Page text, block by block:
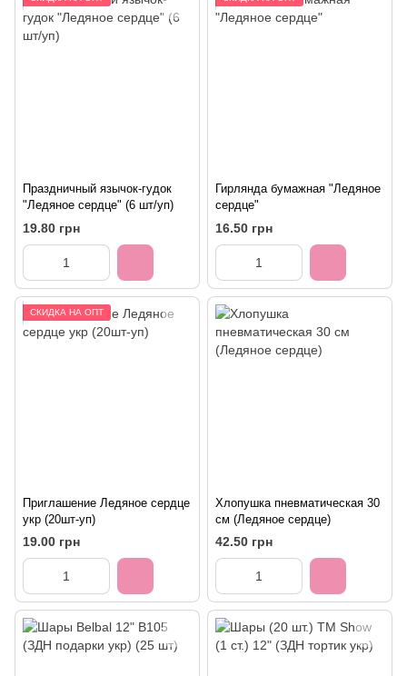
Праздничный язычок-гудок
"Ледяное сердце" (6 шт/уп)
19.80 грн
Гирлянда бумажная "Ледяное
сердце"
16.50 грн
СКИДКА НА ОПТ
Приглашение Ледяное сердце
укр (20шт-уп)
19.00 грн
Хлопушка пневматическая 30
см (Ледяное сердце)
42.50 грн